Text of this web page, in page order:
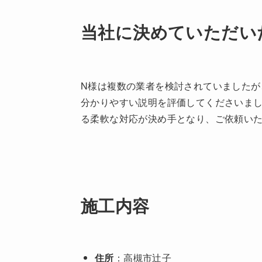
当社に決めていただ
N様は複数の業者を検討されていました
分かりやすい説明を評価してくださいま
る柔軟な対応が決め手となり、ご依頼い
施工内容
住所 ：高槻市辻子